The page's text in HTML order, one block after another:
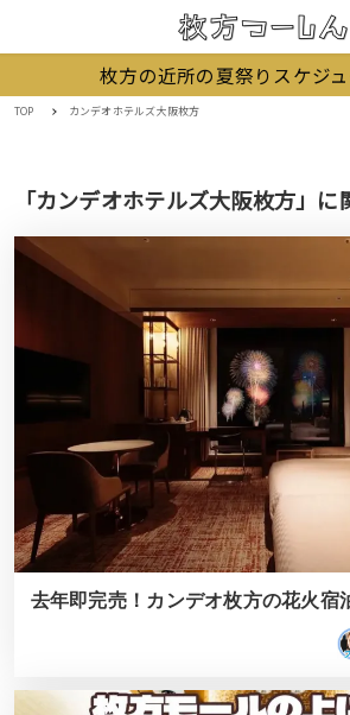
枚方の近所の夏祭りスケジ
TOP カンデオホテルズ大阪枚方
「カンデオホテルズ大阪枚方」
去年即完売！カンデオ枚方の花火宿